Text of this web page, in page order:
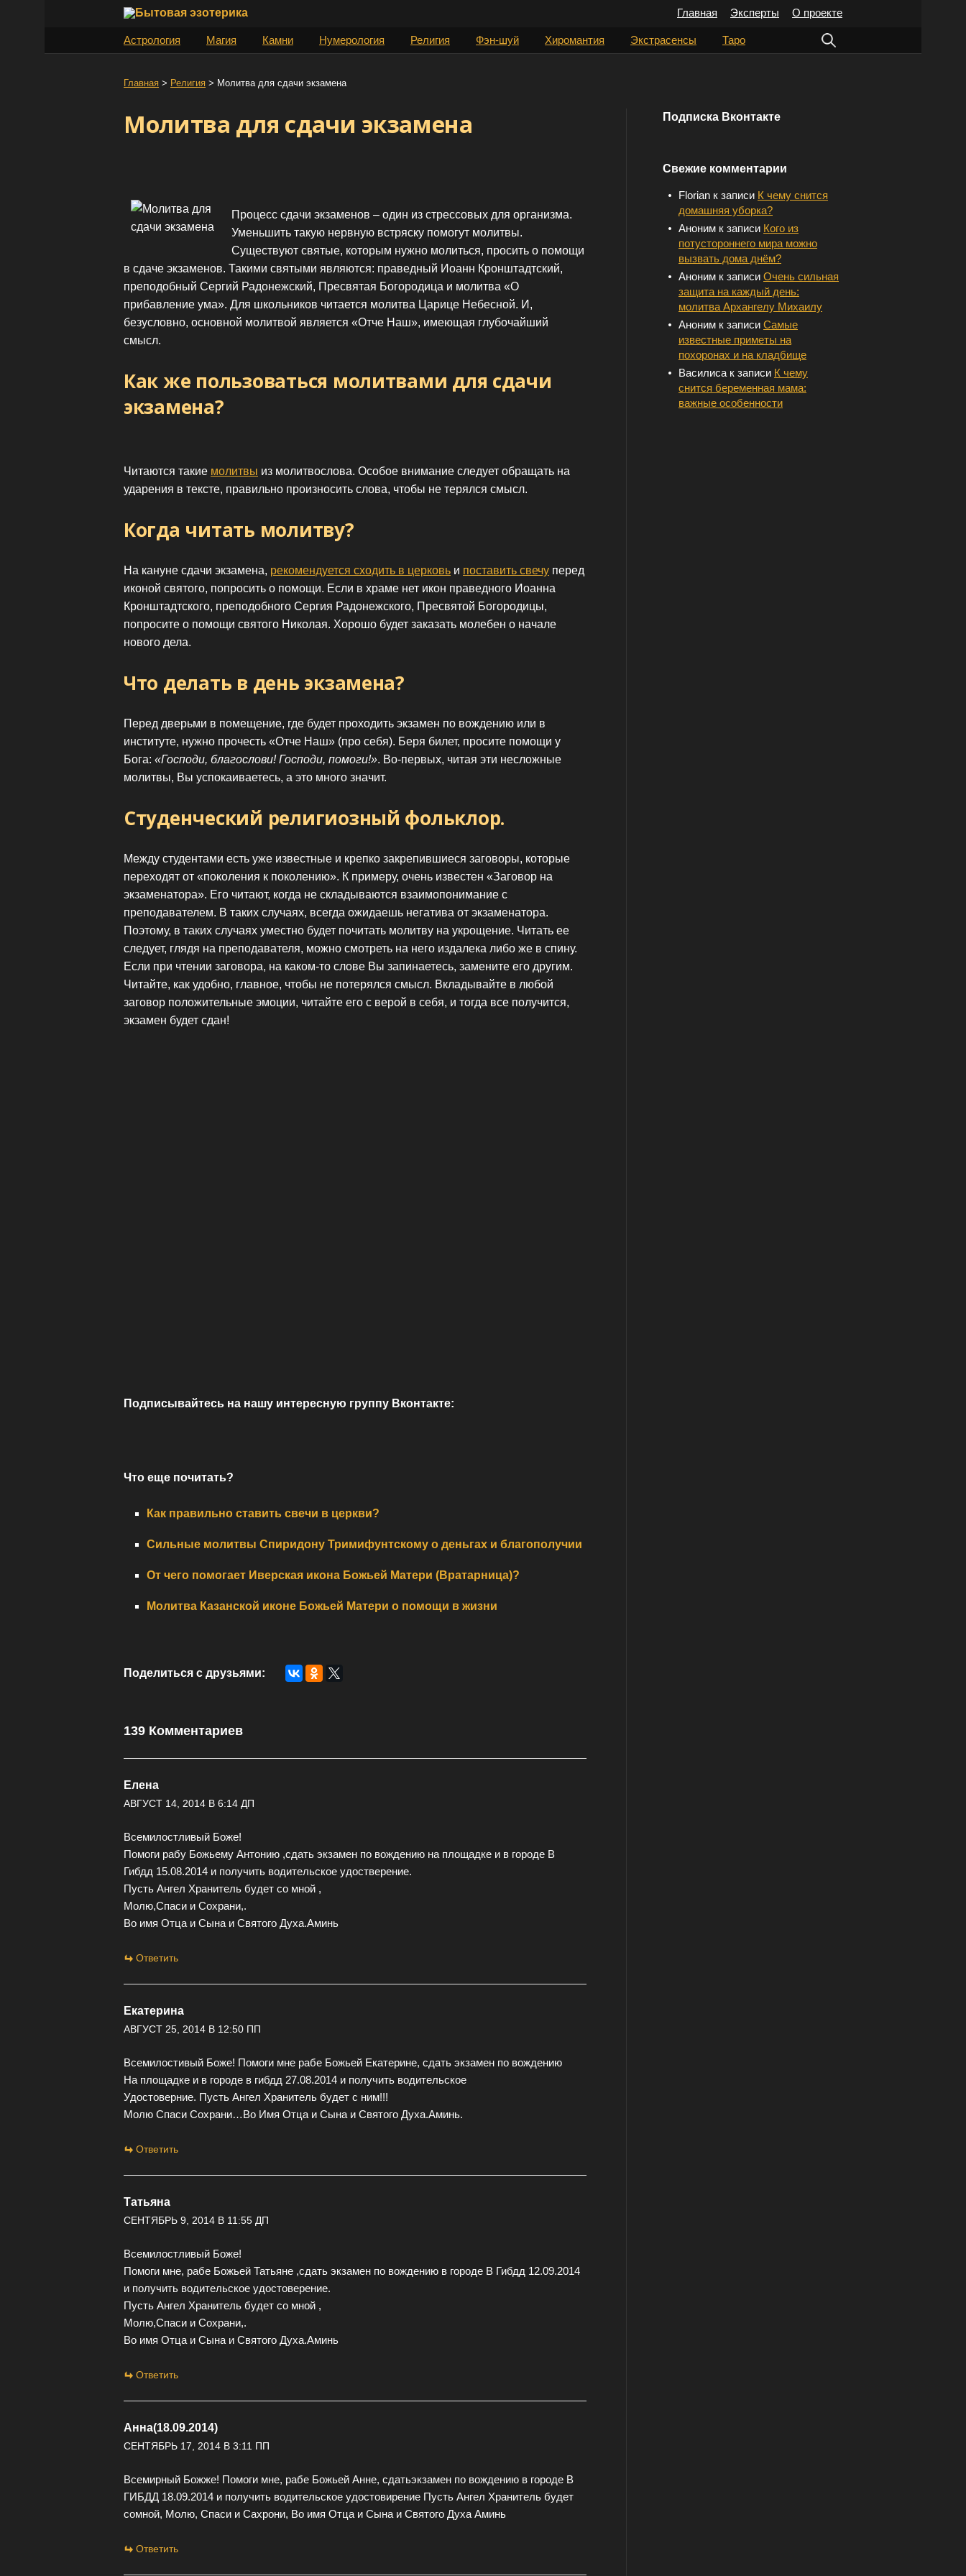
Главная Эксперты О проекте
Астрология Магия Камни Нумерология Религия Фэн-шуй Хиромантия Экстрасенсы Таро
Н
Главная > Религия > Молитва для сдачи экзамена
Молитва для сдачи экзамена
Процесс сдачи экзаменов – один из стрессовых для организма.
Уменьшить такую нервную встряску помогут молитвы.
Существуют святые, которым нужно молиться, просить о помощи
в сдаче экзаменов. Такими святыми являются: праведный Иоанн Кронштадтский,
преподобный Сергий Радонежский, Пресвятая Богородица и молитва «О
прибавление ума». Для школьников читается молитва Царице Небесной. И,
безусловно, основной молитвой является «Отче Наш», имеющая глубочайший
смысл.
Как же пользоваться молитвами для сдачи
экзамена?
Читаются такие молитвы из молитвослова. Особое внимание следует обращать на
ударения в тексте, правильно произносить слова, чтобы не терялся смысл.
Когда читать молитву?
На кануне сдачи экзамена, рекомендуется сходить в церковь и поставить свечу перед
иконой святого, попросить о помощи. Если в храме нет икон праведного Иоанна
Кронштадтского, преподобного Сергия Радонежского, Пресвятой Богородицы,
попросите о помощи святого Николая. Хорошо будет заказать молебен о начале
нового дела.
Что делать в день экзамена?
Перед дверьми в помещение, где будет проходить экзамен по вождению или в
институте, нужно прочесть «Отче Наш» (про себя). Беря билет, просите помощи у
Бога: «Господи, благослови! Господи, помоги!». Во-первых, читая эти несложные
молитвы, Вы успокаиваетесь, а это много значит.
Студенческий религиозный фольклор.
Между студентами есть уже известные и крепко закрепившиеся заговоры, которые
переходят от «поколения к поколению». К примеру, очень известен «Заговор на
экзаменатора». Его читают, когда не складываются взаимопонимание с
преподавателем. В таких случаях, всегда ожидаешь негатива от экзаменатора.
Поэтому, в таких случаях уместно будет почитать молитву на укрощение. Читать ее
следует, глядя на преподавателя, можно смотреть на него издалека либо же в спину.
Если при чтении заговора, на каком-то слове Вы запинаетесь, замените его другим.
Читайте, как удобно, главное, чтобы не потерялся смысл. Вкладывайте в любой
заговор положительные эмоции, читайте его с верой в себя, и тогда все получится,
экзамен будет сдан!
Подписывайтесь на нашу интересную группу Вконтакте:
Что еще почитать?
Как правильно ставить свечи в церкви?
Сильные молитвы Спиридону Тримифунтскому о деньгах и благополучии
От чего помогает Иверская икона Божьей Матери (Вратарница)?
Молитва Казанской иконе Божьей Матери о помощи в жизни
Поделиться с друзьями:
139 Комментариев
Елена
АВГУСТ 14, 2014 В 6:14 ДП
Всемилостливый Боже!
Помоги рабу Божьему Антонию ,сдать экзамен по вождению на площадке и в городе В
Гибдд 15.08.2014 и получить водительское удостверение.
Пусть Ангел Хранитель будет со мной ,
Молю,Спаси и Сохрани,.
Во имя Отца и Сына и Святого Духа.Аминь
Ответить
Екатерина
АВГУСТ 25, 2014 В 12:50 ПП
Всемилостивый Боже! Помоги мне рабе Божьей Екатерине, сдать экзамен по вождению
На площадке и в городе в гибдд 27.08.2014 и получить водительское
Удостоверние. Пусть Ангел Хранитель будет с ним!!!
Молю Спаси Сохрани…Во Имя Отца и Сына и Святого Духа.Аминь.
Ответить
Татьяна
СЕНТЯБРЬ 9, 2014 В 11:55 ДП
Всемилостливый Боже!
Помоги мне, рабе Божьей Татьяне ,сдать экзамен по вождению в городе В Гибдд 12.09.2014
и получить водительское удостоверение.
Пусть Ангел Хранитель будет со мной ,
Молю,Спаси и Сохрани,.
Во имя Отца и Сына и Святого Духа.Аминь
Ответить
Анна(18.09.2014)
СЕНТЯБРЬ 17, 2014 В 3:11 ПП
Всемирный Божже! Помоги мне, рабе Божьей Анне, сдатьэкзамен по вождению в городе В
ГИБДД 18.09.2014 и получить водительское удостовирение Пусть Ангел Хранитель будет
сомной, Молю, Спаси и Сахрони, Во имя Отца и Сына и Святого Духа Аминь
Ответить
Подписка Вконтакте
Свежие комментарии
Florian к записи К чему снится
домашняя уборка?
Аноним к записи Кого из
потустороннего мира можно
вызвать дома днём?
Аноним к записи Очень сильная
защита на каждый день:
молитва Архангелу Михаилу
Аноним к записи Самые
известные приметы на
похоронах и на кладбище
Василиса к записи К чему
снится беременная мама:
важные особенности